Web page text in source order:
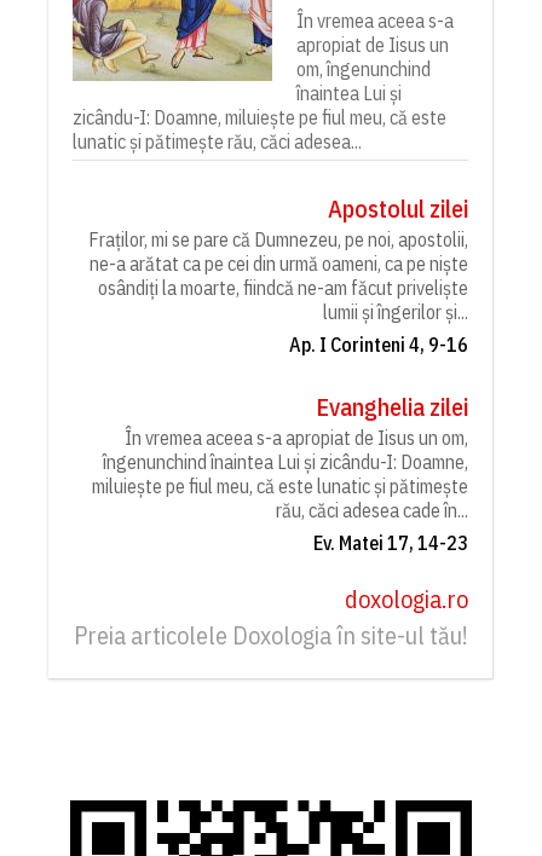
În vremea aceea s-a
apropiat de Iisus un
om, îngenunchind
înaintea Lui și
zicându-I: Doamne, miluiește pe fiul meu, că este
lunatic și pătimește rău, căci adesea...
Apostolul zilei
Fraților, mi se pare că Dumnezeu, pe noi, apostolii,
ne-a arătat ca pe cei din urmă oameni, ca pe niște
osândiți la moarte, fiindcă ne-am făcut priveliște
lumii și îngerilor și...
Ap. I Corinteni 4, 9-16
Evanghelia zilei
În vremea aceea s-a apropiat de Iisus un om,
îngenunchind înaintea Lui și zicându-I: Doamne,
miluiește pe fiul meu, că este lunatic și pătimește
rău, căci adesea cade în...
Ev. Matei 17, 14-23
doxologia.ro
Preia articolele Doxologia în site-ul tău!